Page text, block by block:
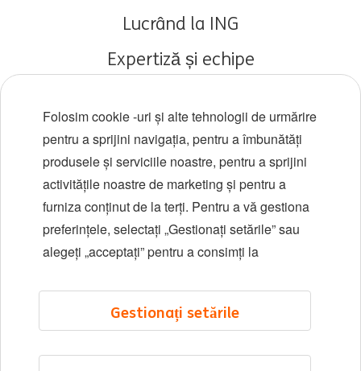
Lucrând la ING
Expertiză și echipe
Diversitate și incluziune
Locații
Evenimente
©2026 ING
Hartă site
Folosim cookie -uri și alte tehnologii de urmărire
pentru a sprijini navigația, pentru a îmbunătăți
produsele și serviciile noastre, pentru a sprijini
activitățile noastre de marketing și pentru a
furniza conținut de la terți. Pentru a vă gestiona
preferințele, selectați „Gestionați setările” sau
alegeți „acceptați” pentru a consimți la
Gestionați setările